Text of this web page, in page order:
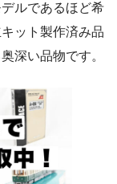
ルであるほど希
ット製作済み品
深い品物です。